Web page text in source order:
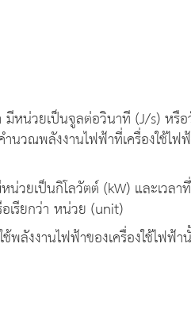
มีหน่วยเป็นจูลต่อวินาที (J/s) หรื
นวณพลังงานไฟฟ้าที่เครื่องใช้ไฟ
วยเป็นกิโลวัตต์ (kW) และเวลา
เรียกว่า หน่วย (unit)
ลังงานไฟฟ้าของเครื่องใช้ไฟฟ้า